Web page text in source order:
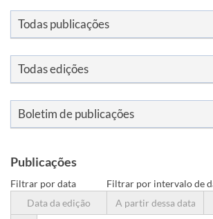
Links
Todas publicações
Todas edições
Boletim de publicações
Publicações
Filtrar por data
Filtrar por intervalo de